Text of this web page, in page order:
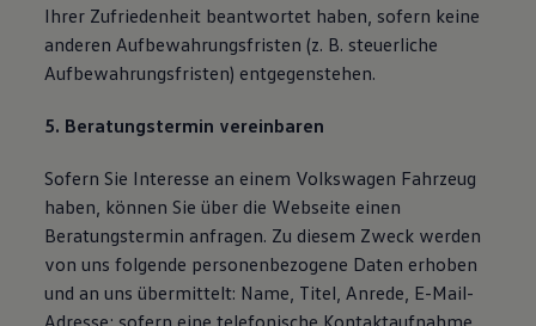
Ihrer Zufriedenheit beantwortet haben, sofern keine
anderen Aufbewahrungsfristen (z. B. steuerliche
Aufbewahrungsfristen) entgegenstehen.
5. Beratungstermin vereinbaren
Sofern Sie Interesse an einem Volkswagen Fahrzeug
haben, können Sie über die Webseite einen
Beratungstermin anfragen. Zu diesem Zweck werden
von uns folgende personenbezogene Daten erhoben
und an uns übermittelt: Name, Titel, Anrede, E-Mail-
Adresse; sofern eine telefonische Kontaktaufnahme